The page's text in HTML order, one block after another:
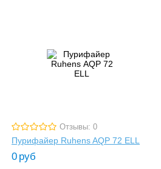
Отзывы: 0
Пурифайер Ruhens AQP 72 ELL
0 руб